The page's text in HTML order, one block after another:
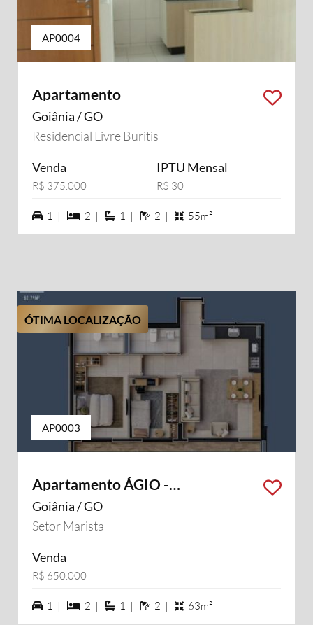
AP0004
Apartamento
Goiânia / GO
Residencial Livre Buritis
Venda
R$ 375.000
IPTU Mensal
R$ 30
1 vagas na garagem
1 | 2 dormiórios
2 | 1 suítes
1 | 2 banheiros
2 | 55m²
ÓTIMA LOCALIZAÇÃO
AP0003
Apartamento ÁGIO -
OPORTUNIDADE
Goiânia / GO
Setor Marista
Venda
R$ 650.000
1 vagas na garagem
1 | 2 dormiórios
2 | 1 suítes
1 | 2 banheiros
2 | 63m²